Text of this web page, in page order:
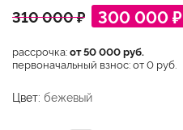
310 000 ₽ 300 000 ₽
рассрочка:от 50 000 руб.
первоначальный взнос: от 0 руб.
Цвет: бежевый